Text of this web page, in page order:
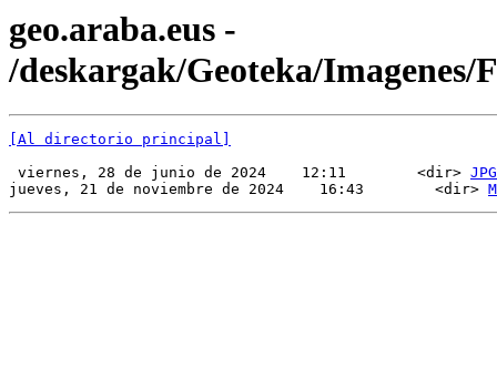
geo.araba.eus -
/deskargak/Geoteka/Imagenes/
[Al directorio principal]
viernes, 28 de junio de 2024    12:11        <dir> JPG
jueves, 21 de noviembre de 2024    16:43        <dir>